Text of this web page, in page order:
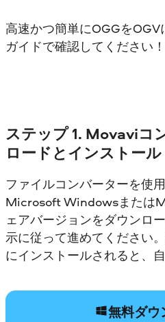
高速かつ簡単にOGGを
ガイドで確認してください！
ステップ 1. Movaviコ
ロードとインストール
ファイルコンバーターを使
Microsoft Windowsまたは
ェアバージョンをダウンロ
示に従って進めてください
にインストールされると、
無料ダウ